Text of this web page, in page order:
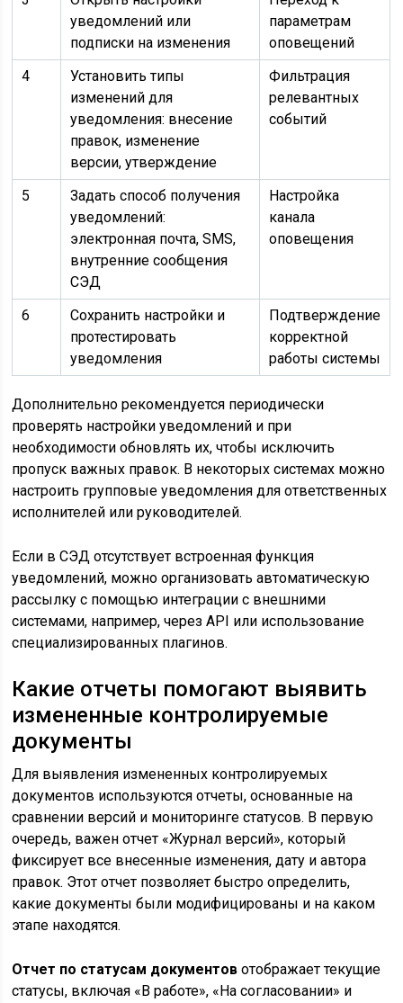
уведомлений или
подписки на изменения
параметрам
оповещений
4
Установить типы
изменений для
уведомления: внесение
правок, изменение
версии, утверждение
Фильтрация
релевантных
событий
5
Задать способ получения
уведомлений:
электронная почта, SMS,
внутренние сообщения
СЭД
Настройка
канала
оповещения
6
Сохранить настройки и
протестировать
уведомления
Подтверждение
корректной
работы системы
Дополнительно рекомендуется периодически
проверять настройки уведомлений и при
необходимости обновлять их, чтобы исключить
пропуск важных правок. В некоторых системах можно
настроить групповые уведомления для ответственных
исполнителей или руководителей.
Если в СЭД отсутствует встроенная функция
уведомлений, можно организовать автоматическую
рассылку с помощью интеграции с внешними
системами, например, через API или использование
специализированных плагинов.
Какие отчеты помогают выявить
измененные контролируемые
документы
Для выявления измененных контролируемых
документов используются отчеты, основанные на
сравнении версий и мониторинге статусов. В первую
очередь, важен отчет «Журнал версий», который
фиксирует все внесенные изменения, дату и автора
правок. Этот отчет позволяет быстро определить,
какие документы были модифицированы и на каком
этапе находятся.
Отчет по статусам документов отображает текущие
статусы, включая «В работе», «На согласовании» и